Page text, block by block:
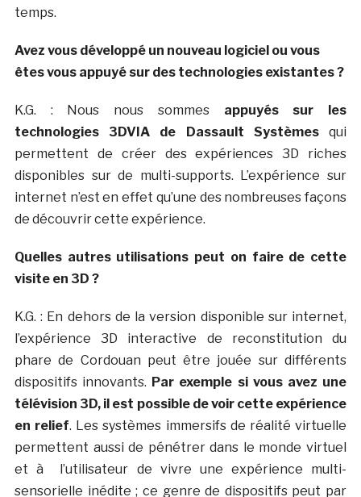
temps.
Avez vous développé un nouveau logiciel ou vous
êtes vous appuyé sur des technologies existantes ?
K.G. : Nous nous sommesappuyés sur les
technologies 3DVIA de Dassault Systèmesqui
permettent de créer des expériences 3D riches
disponibles sur de multi-supports. L’expérience sur
internet n’est en effet qu’une des nombreuses façons
de découvrir cette expérience.
Quelles autres utilisations peut on faire de cette
visite en 3D ?
K.G. : En dehors de la version disponible sur internet,
l’expérience 3D interactive de reconstitution du
phare de Cordouan peut être jouée sur différents
dispositifs innovants. Par exemple si vous avez une
télévision 3D, il est possible de voir cette expérience
en relief. Les systèmes immersifs de réalité virtuelle
permettent aussi de pénétrer dans le monde virtuel
et à l’utilisateur de vivre une expérience multi-
sensorielle inédite ; ce genre de dispositifs peut par